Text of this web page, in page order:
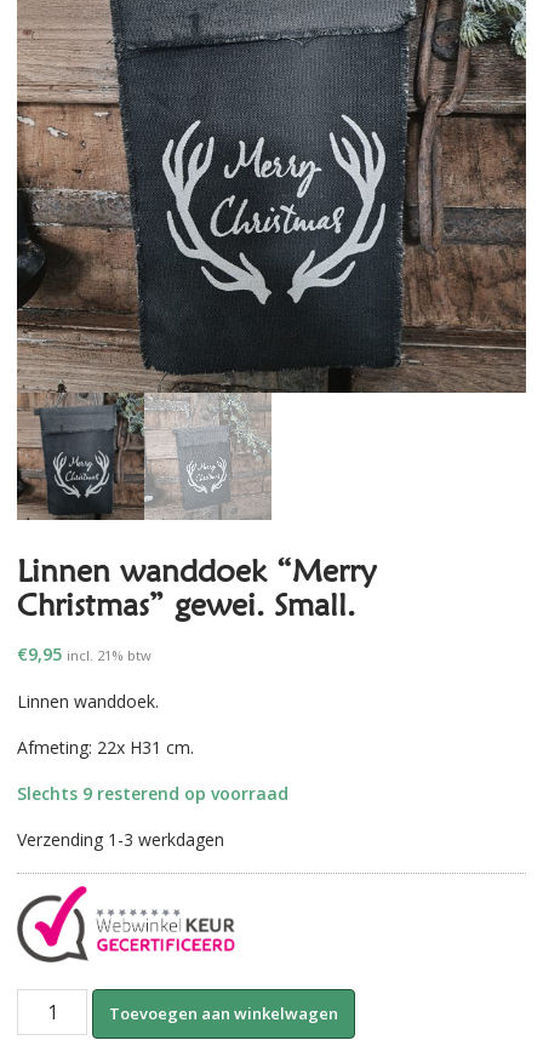
Linnen wanddoek “Merry
Christmas” gewei. Small.
€9,95 incl. 21% btw
Linnen wanddoek.
Afmeting: 22x H31 cm.
Slechts 9 resterend op voorraad
Verzending 1-3 werkdagen
Linnen
wanddoek
Toevoegen aan winkelwagen